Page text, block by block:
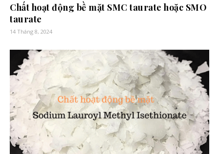
Chất hoạt động bề mặt SMC taurate hoặc SMO
taurate
14 Tháng 8, 2024